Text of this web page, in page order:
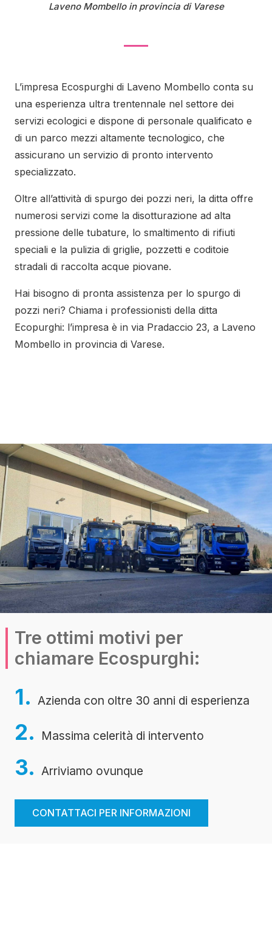
Laveno Mombello in provincia di Varese
L’impresa Ecospurghi di Laveno Mombello conta su
una esperienza ultra trentennale nel settore dei
servizi ecologici e dispone di personale qualificato e
di un parco mezzi altamente tecnologico, che
assicurano un servizio di pronto intervento
specializzato.
Oltre all’attività di spurgo dei pozzi neri, la ditta offre
numerosi servizi come la disotturazione ad alta
pressione delle tubature, lo smaltimento di rifiuti
speciali e la pulizia di griglie, pozzetti e coditoie
stradali di raccolta acque piovane.
Hai bisogno di pronta assistenza per lo spurgo di
pozzi neri? Chiama i professionisti della ditta
Ecopurghi: l’impresa è in via Pradaccio 23, a Laveno
Mombello in provincia di Varese.
Tre ottimi motivi per
chiamare Ecospurghi:
1. Azienda con oltre 30 anni di esperienza
2. Massima celerità di intervento
3. Arriviamo ovunque
CONTATTACI PER INFORMAZIONI